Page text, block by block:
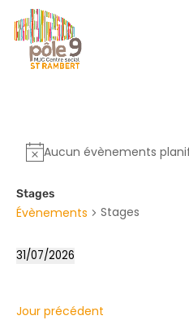
Aucun évènements
Stages
Évènements Stages
31/07/2026
date.
Jour précédent